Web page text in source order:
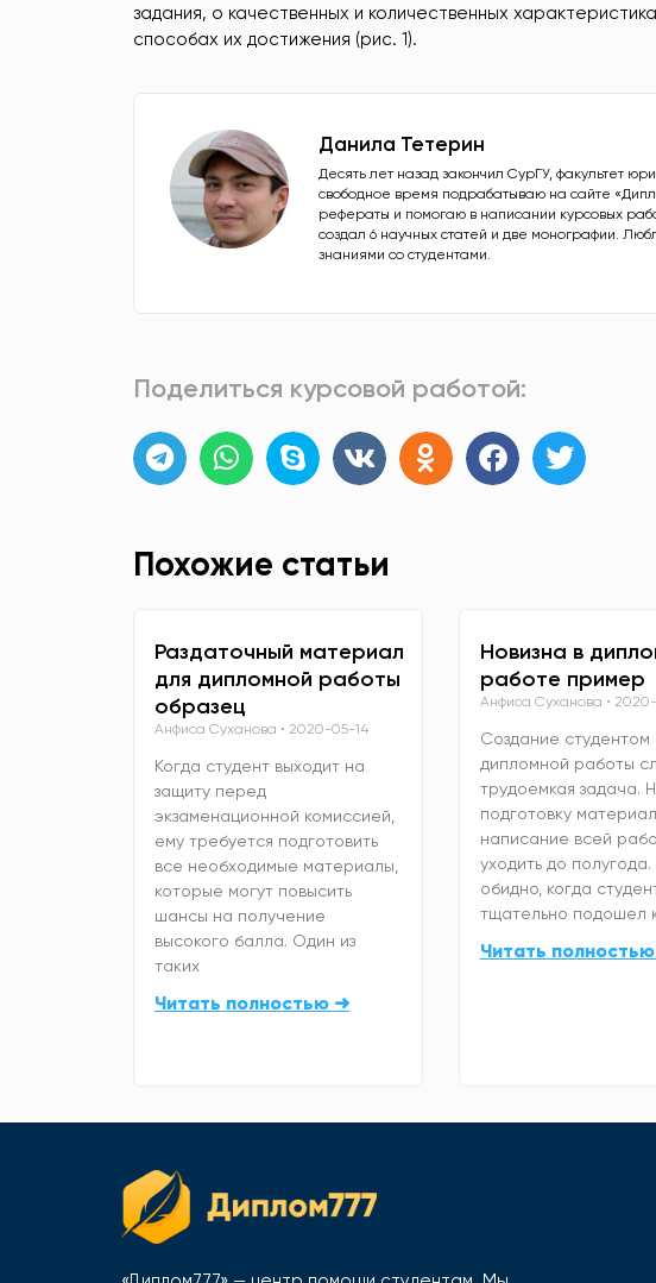
задания, о качественных и количественных
способах их достижения (рис. 1).
Данила Тетерин
Десять лет назад закончил СурГУ, факультет
свободное время подрабатываю на сайте
рефераты и помогаю в написании курсовых
создал 6 научных статей и две монографии.
знаниями со студентами.
Поделиться курсовой работой:
Похожие статьи
Раздаточный материал
для дипломной работы
образец
Анфиса Суханова 2020-05-14
Когда студент выходит на
защиту перед
экзаменационной комиссией,
ему требуется подготовить
все необходимые материалы,
которые могут повысить
шансы на получение
высокого балла. Один из
таких
Читать полностью ➜
Новизна в
работе пример
Анфиса Суханова
Создание студентом
дипломной работы
трудоемкая задача.
подготовку
написание всей
уходить до
обидно, когда
тщательно подошел
Читать